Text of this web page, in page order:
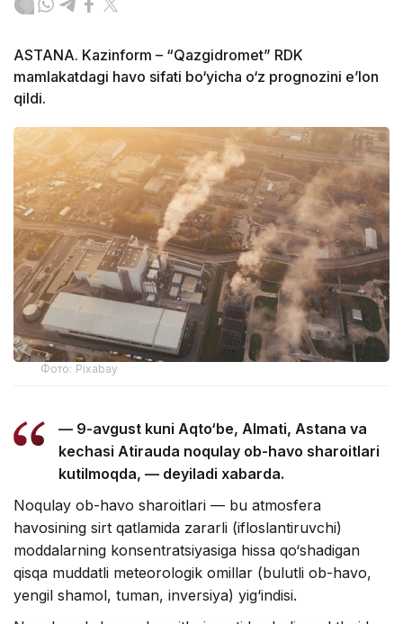
ASTANA. Kazinform – “Qazgidromet” RDK
mamlakatdagi havo sifati bo‘yicha o‘z prognozini e’lon
qildi.
Фото: Pixabay
— 9-avgust kuni Aqto‘be, Almati, Astana va
kechasi Atirauda noqulay ob-havo sharoitlari
kutilmoqda, — deyiladi xabarda.
Noqulay ob-havo sharoitlari — bu atmosfera
havosining sirt qatlamida zararli (ifloslantiruvchi)
moddalarning konsentratsiyasiga hissa qo‘shadigan
qisqa muddatli meteorologik omillar (bulutli ob-havo,
yengil shamol, tuman, inversiya) yig‘indisi.